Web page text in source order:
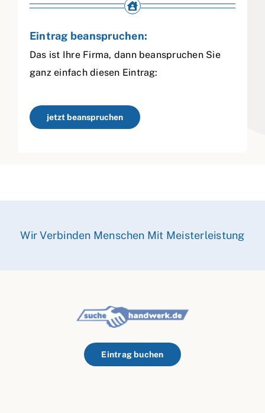
Eintrag beanspruchen:
Das ist Ihre Firma, dann beanspruchen Sie
ganz einfach diesen Eintrag:
jetzt beanspruchen
Wir Verbinden Menschen Mit Meisterleistung
Eintrag buchen